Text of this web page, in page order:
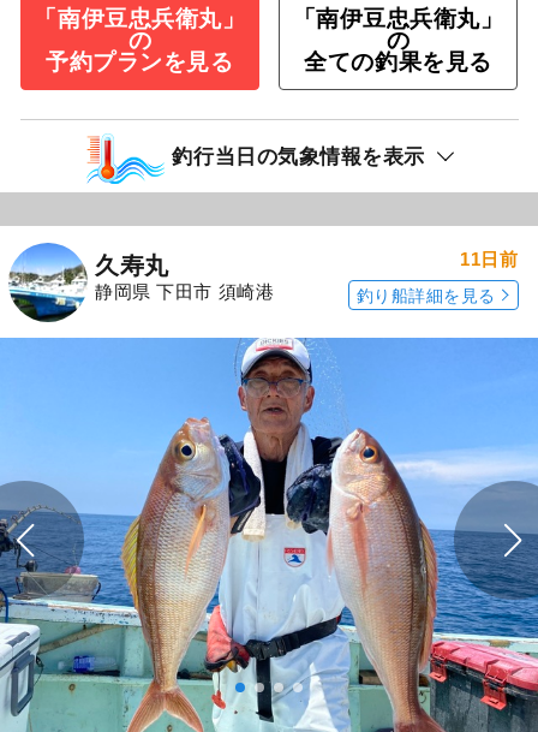
「南伊豆忠兵衛丸」
の
予約プランを見る
「南伊豆忠兵衛丸」
の
全ての釣果を見る
釣行当日の気象情報を表示
久寿丸
静岡県 下田市 須崎港
11日前
釣り船詳細を見る